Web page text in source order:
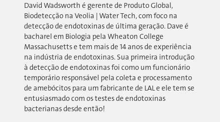
David Wadsworth é gerente de Produto Global,
Biodetecção na Veolia | Water Tech, com foco na
detecção de endotoxinas de última geração. Dave é
bacharel em Biologia pela Wheaton College
Massachusetts e tem mais de 14 anos de experiência
na indústria de endotoxinas. Sua primeira introdução
à detecção de endotoxinas foi como um funcionário
temporário responsável pela coleta e processamento
de amebócitos para um fabricante de LAL e ele tem se
entusiasmado com os testes de endotoxinas
bacterianas desde então!